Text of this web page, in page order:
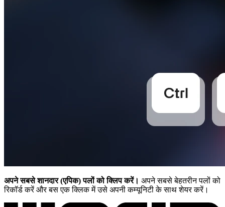
अपने सबसे शानदार (एपिक) पलों को क्लिप करें। अपने सबसे बेहतरीन पलों को
रिकॉर्ड करें और बस एक क्लिक में उसे अपनी कम्यूनिटी के साथ शेयर करें।